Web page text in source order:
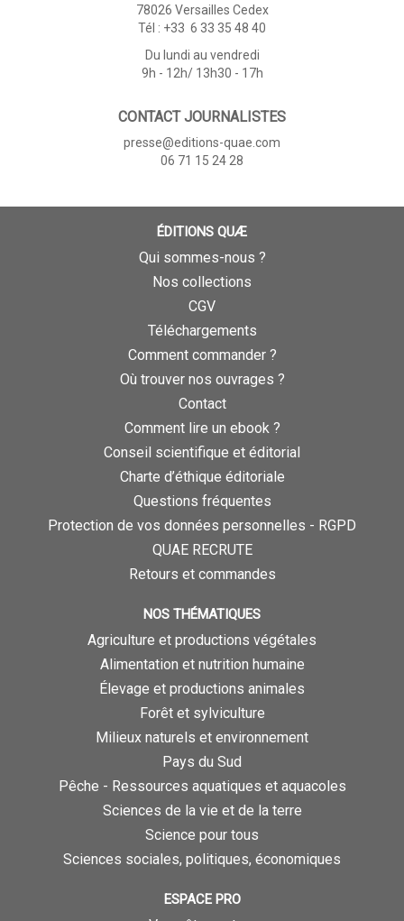
78026 Versailles Cedex
Tél : +33 6 33 35 48 40
Du lundi au vendredi
9h - 12h/ 13h30 - 17h
CONTACT JOURNALISTES
presse@editions-quae.com
06 71 15 24 28
ÉDITIONS QUÆ
Qui sommes-nous ?
Nos collections
CGV
Téléchargements
Comment commander ?
Où trouver nos ouvrages ?
Contact
Comment lire un ebook ?
Conseil scientifique et éditorial
Charte d’éthique éditoriale
Questions fréquentes
Protection de vos données personnelles - RGPD
QUAE RECRUTE
Retours et commandes
NOS THÉMATIQUES
Agriculture et productions végétales
Alimentation et nutrition humaine
Élevage et productions animales
Forêt et sylviculture
Milieux naturels et environnement
Pays du Sud
Pêche - Ressources aquatiques et aquacoles
Sciences de la vie et de la terre
Science pour tous
Sciences sociales, politiques, économiques
ESPACE PRO